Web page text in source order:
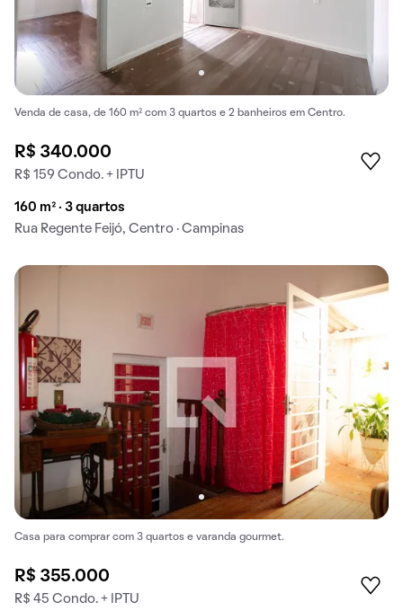
Venda de casa, de 160 m² com 3 quartos e 2 banheiros em Centro.
R$ 340.000
R$ 159 Condo. + IPTU
160 m² · 3 quartos
Rua Regente Feijó, Centro · Campinas
Casa para comprar com 3 quartos e varanda gourmet.
R$ 355.000
R$ 45 Condo. + IPTU